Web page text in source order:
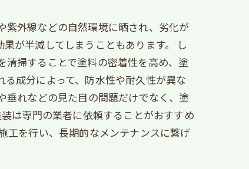
紫外線などの自然環境に晒され、劣化が
が半減してしまうこともあります。 し
掃することで塗料の密着性を高め、塗
成分によって、防水性や耐久性が異な
垂れなどの見た目の問題だけでなく、塗
は専門の業者に依頼することがおすすめ
工を行い、長期的なメンテナンスに繋げ